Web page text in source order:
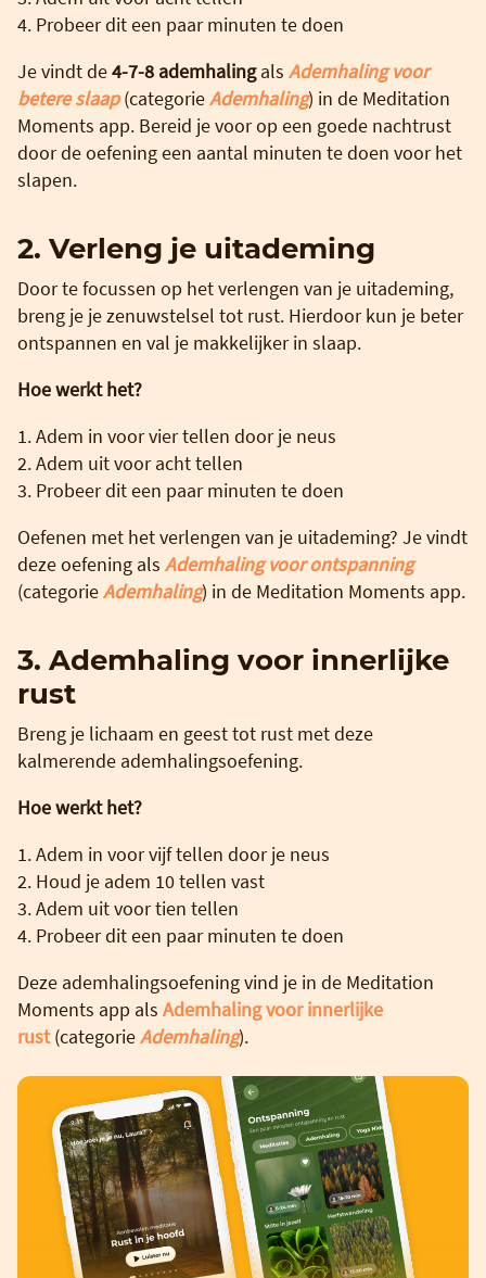
4. Probeer dit een paar minuten te doen
Je vindt de4-7-8 ademhalingals Ademhaling voor
betere slaap(categorieAdemhaling) in de Meditation
Moments app. Bereid je voor op een goede nachtrust
door de oefening een aantal minuten te doen voor het
slapen.
2. Verleng je uitademing
Door te focussen op het verlengen van je uitademing,
breng je je zenuwstelsel tot rust. Hierdoor kun je beter
ontspannen en val je makkelijker in slaap.
Hoe werkt het?
1. Adem in voor vier tellen door je neus
2. Adem uit voor acht tellen
3. Probeer dit een paar minuten te doen
Oefenen met het verlengen van je uitademing? Je vindt
deze oefening als Ademhaling voor ontspanning
(categorieAdemhaling) in de Meditation Moments app.
3. Ademhaling voor innerlijke
rust
Breng je lichaam en geest tot rust met deze
kalmerende ademhalingsoefening.
Hoe werkt het?
1. Adem in voor vijf tellen door je neus
2. Houd je adem 10 tellen vast
3. Adem uit voor tien tellen
4. Probeer dit een paar minuten te doen
Deze ademhalingsoefening vind je in de Meditation
Moments app als Ademhaling voor innerlijke
rust(categorieAdemhaling).